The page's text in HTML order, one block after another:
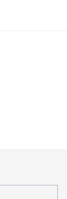
速上手指
课　自定
例与技